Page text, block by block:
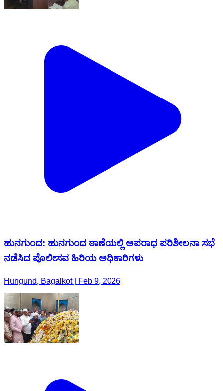
ಹುನಗುಂದ: ಹುನಗುಂದ ಠಾಣೆಯಲ್ಲಿ ಅಪರಾಧ ಪರಿಶೀಲನಾ ಸಭೆ
ನಡೆಸಿದ ಪೊಲೀಸವ ಹಿರಿಯ ಅಧಿಕಾರಿಗಳು
Hungund, Bagalkot | Feb 9, 2026